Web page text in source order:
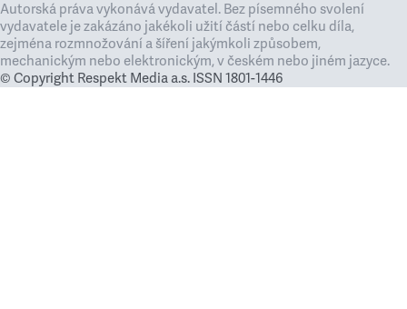
Autorská práva vykonává vydavatel. Bez písemného svolení
vydavatele je zakázáno jakékoli užití částí nebo celku díla,
zejména rozmnožování a šíření jakýmkoli způsobem,
mechanickým nebo elektronickým, v českém nebo jiném jazyce.
© Copyright Respekt Media a.s. ISSN 1801-1446